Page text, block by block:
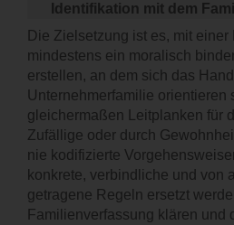
Identifikation mit dem
Die Zielsetzung ist es, mit
mindestens ein moralisch
erstellen, an dem sich das
Unternehmerfamilie orientieren
gleichermaßen Leitplanken für
Zufällige oder durch
nie kodifizierte
konkrete, verbindliche und von
getragene Regeln ersetzt
Familienverfassung klären und